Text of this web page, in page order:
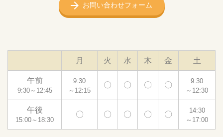
お問い合わせフォーム
月 火 水 木 金 土
午前
9:30～12:45
9:30
～12:15
〇 〇 〇 〇
9:30
～12:30
午後
15:00～18:30
〇 〇 〇 〇 〇
14:30
～17:00